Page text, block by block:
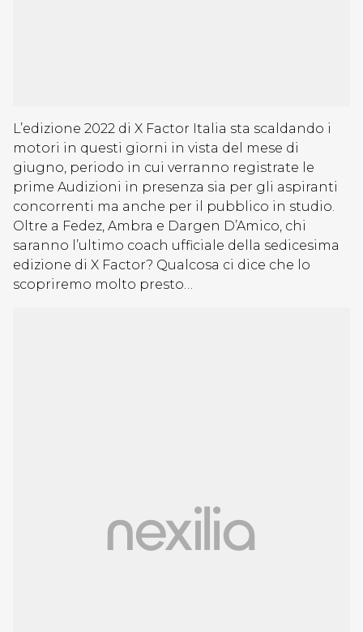
L’edizione 2022 di X Factor Italia sta scaldando i
motori in questi giorni in vista del mese di
giugno, periodo in cui verranno registrate le
prime Audizioni in presenza sia per gli aspiranti
concorrenti ma anche per il pubblico in studio.
Oltre a Fedez, Ambra e Dargen D’Amico, chi
saranno l’ultimo coach ufficiale della sedicesima
edizione di X Factor? Qualcosa ci dice che lo
scopriremo molto presto…